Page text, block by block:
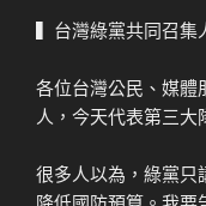
▍台灣綠黨共同召集
各位台灣公民、媒體
人，今天代表第三大
很多人以為，綠黨只